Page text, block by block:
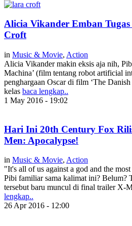
Alicia Vikander Emban
Croft
in Music & Movie, Action
Alicia Vikander makin eksis aja nih,
Machina’ (film tentang robot artificial
penghargaan Oscar di film ‘The
kelas baca lengkap..
1 May 2016 - 19:02
Hari Ini 20th Century Fox
Men: Apocalypse!
in Music & Movie, Action
"It's all of us against a god and the
Pibi familiar sama kalimat ini? Belum?
tersebut baru muncul di final trailer X-
lengkap..
26 Apr 2016 - 12:00